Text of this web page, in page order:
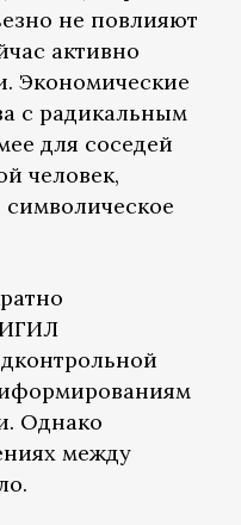
не повлияют
активно
Экономические
с радикальным
для соседей
человек,
Однако
между